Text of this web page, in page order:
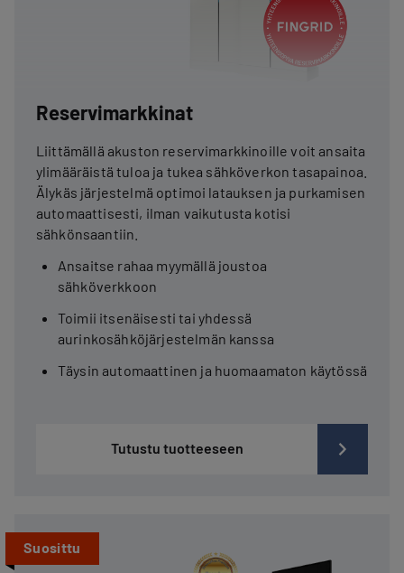
Reservimarkkinat
Liittämällä akuston reservimarkkinoille voit ansaita
ylimääräistä tuloa ja tukea sähköverkon tasapainoa.
Älykäs järjestelmä optimoi latauksen ja purkamisen
automaattisesti, ilman vaikutusta kotisi
sähkönsaantiin.
Ansaitse rahaa myymällä joustoa
sähköverkkoon
Toimii itsenäisesti tai yhdessä
aurinkosähköjärjestelmän kanssa
Täysin automaattinen ja huomaamaton käytössä
Tutustu tuotteeseen
Suosittu